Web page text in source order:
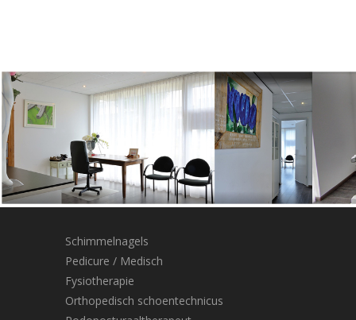
Schimmelnagels
Pedicure / Medisch
Fysiotherapie
Orthopedisch schoentechnicus